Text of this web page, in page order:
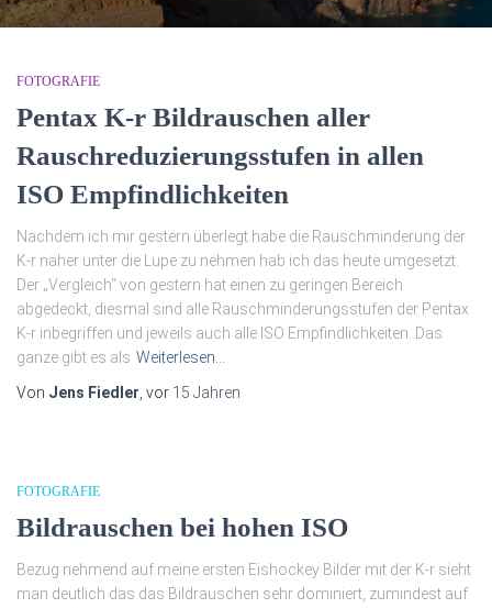
FOTOGRAFIE
Pentax K-r Bildrauschen aller
Rauschreduzierungsstufen in allen
ISO Empfindlichkeiten
Nachdem ich mir gestern überlegt habe die Rauschminderung der
K-r näher unter die Lupe zu nehmen hab ich das heute umgesetzt.
Der „Vergleich“ von gestern hat einen zu geringen Bereich
abgedeckt, diesmal sind alle Rauschminderungsstufen der Pentax
K-r inbegriffen und jeweils auch alle ISO Empfindlichkeiten. Das
ganze gibt es als Weiterlesen…
Von Jens Fiedler , vor 15 Jahren
FOTOGRAFIE
Bildrauschen bei hohen ISO
Bezug nehmend auf meine ersten Eishockey Bilder mit der K-r sieht
man deutlich das das Bildrauschen sehr dominiert, zumindest auf